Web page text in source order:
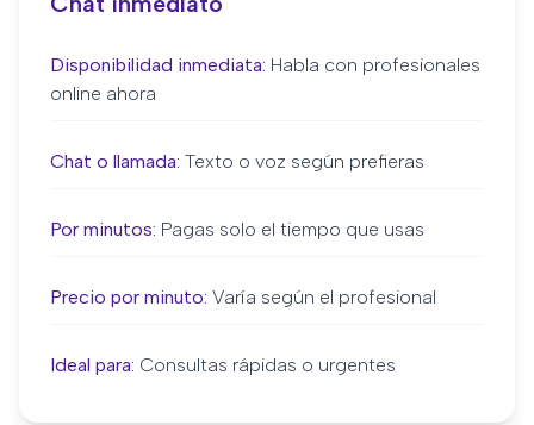
Disponibilidad inmediata: Habla con profesionales
online ahora
Chat o llamada: Texto o voz según prefieras
Por minutos: Pagas solo el tiempo que usas
Precio por minuto: Varía según el profesional
Ideal para: Consultas rápidas o urgentes